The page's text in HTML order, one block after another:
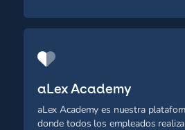
aLex Academy
aLex Academy es nuestra
donde todos los empleados